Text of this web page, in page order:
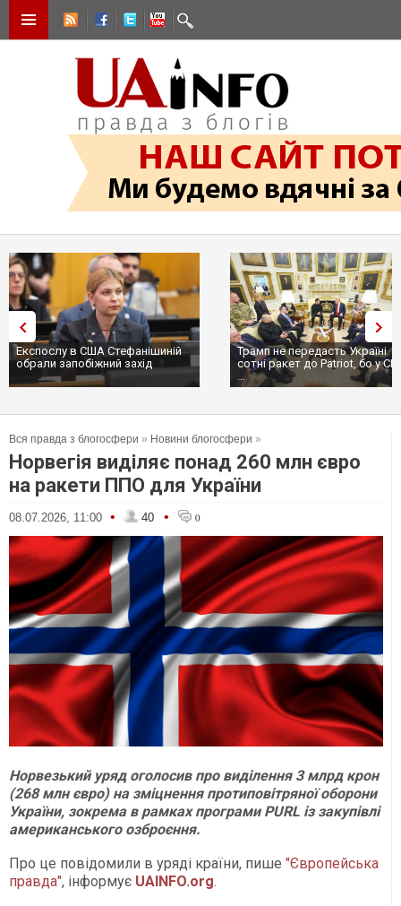
Експослу в США Стефанішиній
обрали запобіжний захід
Трамп не передасть Україні
сотні ракет до Patriot, бо у
...
Вся правда з блогосфери » Новини блогосфери »
Норвегія виділяє понад 260 млн євро
на ракети ППО для України
08.07.2026, 11:00 • 40 • 0
Норвезький уряд оголосив про виділення 3 млрд крон
(268 млн євро) на зміцнення протиповітряної оборони
України, зокрема в рамках програми PURL із закупівлі
американського озброєння.
Про це повідомили в уряді країни, пише "Європейська
правда", інформує UAINFO.org.